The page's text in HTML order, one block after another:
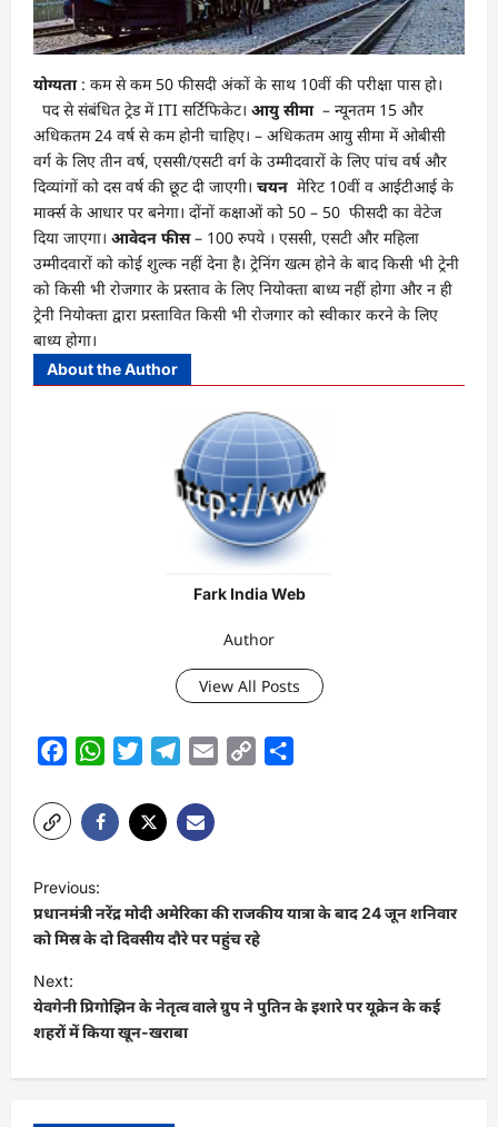
योग्यता: कम से कम 50 फीसदी अंकों के साथ 10वीं की परीक्षा पास हो।
पद से संबंधित ट्रेड में ITI सर्टिफिकेट। आयु सीमा – न्यूनतम 15 और
अधिकतम 24 वर्ष से कम होनी चाहिए। – अधिकतम आयु सीमा में ओबीसी
वर्ग के लिए तीन वर्ष, एससी/एसटी वर्ग के उम्मीदवारों के लिए पांच वर्ष और
दिव्यांगों को दस वर्ष की छूट दी जाएगी। चयन मेरिट 10वीं व आईटीआई के
मार्क्स के आधार पर बनेगा। दोंनों कक्षाओं को 50 – 50 फीसदी का वेटेज
दिया जाएगा। आवेदन फीस– 100 रुपये । एससी, एसटी और महिला
उम्मीदवारों को कोई शुल्क नहीं देना है। ट्रेनिंग खत्म होने के बाद किसी भी ट्रेनी
को किसी भी रोजगार के प्रस्ताव के लिए नियोक्ता बाध्य नहीं होगा और न ही
ट्रेनी नियोक्ता द्वारा प्रस्तावित किसी भी रोजगार को स्वीकार करने के लिए
बाध्य होगा।
About the Author
Fark India Web
Author
View All Posts
FacebookWhatsAppTwitterTelegram
Email
Copy
o
s
t
n
a
v
Previous:
प्रधानमंत्री नरेंद्र मोदी अमेरिका की राजकीय यात्रा के बाद 24 जून शनिवार
को मिस्र के दो दिवसीय दौरे पर पहुंच रहे
Next:
येवगेनी प्रिगोझिन के नेतृत्व वाले ग्रुप ने पुतिन के इशारे पर यूक्रेन के कई
शहरों में किया खून-खराबा